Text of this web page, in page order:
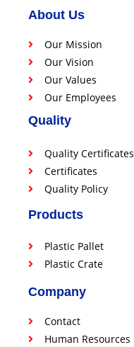
About Us
Our Mission
Our Vision
Our Values
Our Employees
Quality
Quality Certificates
Certificates
Quality Policy
Products
Plastic Pallet
Plastic Crate
Company
Contact
Human Resources